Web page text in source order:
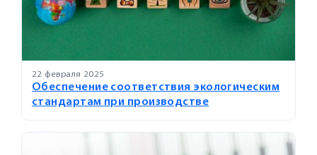
22 февраля 2025
Обеспечение соответствия экологическим
стандартам при производстве